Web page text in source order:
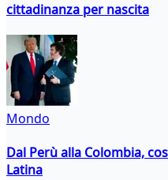
cittadinanza per nascita
Mondo
Dal Perù alla Colombia,
Latina